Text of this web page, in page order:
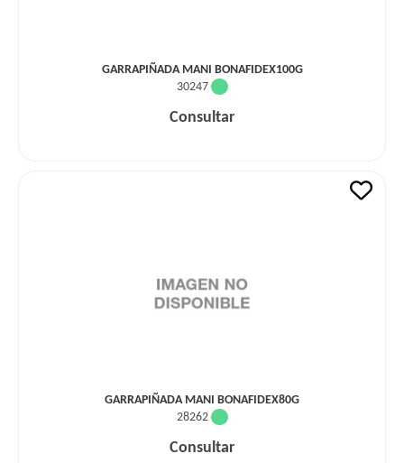
GARRAPIÑADA MANI BONAFIDEX100G
30247
Consultar
GARRAPIÑADA MANI BONAFIDEX80G
28262
Consultar